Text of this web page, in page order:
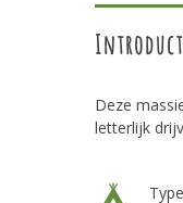
Deze
letterlijk